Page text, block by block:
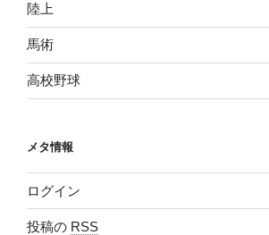
陸上
馬術
高校野球
メタ情報
ログイン
投稿の RSS